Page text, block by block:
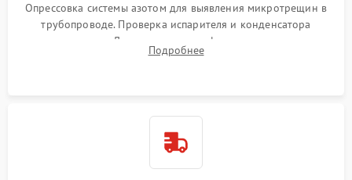
Опрессовка системы азотом для выявления микротрещин в
трубопроводе. Проверка испарителя и конденсатора
течеискателем. Демонтаж старого фильтра-осушителя и
продувка капиллярной трубки для устранения засоров.
Подробнее